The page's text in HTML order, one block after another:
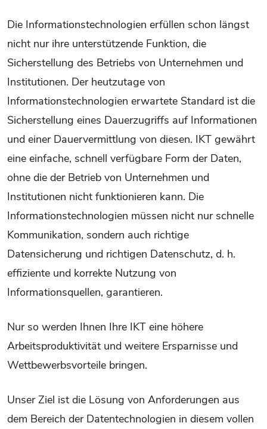
Die Informationstechnologien erfüllen schon längst
nicht nur ihre unterstützende Funktion, die
Sicherstellung des Betriebs von Unternehmen und
Institutionen. Der heutzutage von
Informationstechnologien erwartete Standard ist die
Sicherstellung eines Dauerzugriffs auf Informationen
und einer Dauervermittlung von diesen. IKT gewährt
eine einfache, schnell verfügbare Form der Daten,
ohne die der Betrieb von Unternehmen und
Institutionen nicht funktionieren kann. Die
Informationstechnologien müssen nicht nur schnelle
Kommunikation, sondern auch richtige
Datensicherung und richtigen Datenschutz, d. h.
effiziente und korrekte Nutzung von
Informationsquellen, garantieren.
Nur so werden Ihnen Ihre IKT eine höhere
Arbeitsproduktivität und weitere Ersparnisse und
Wettbewerbsvorteile bringen.
Unser Ziel ist die Lösung von Anforderungen aus
dem Bereich der Datentechnologien in diesem vollen